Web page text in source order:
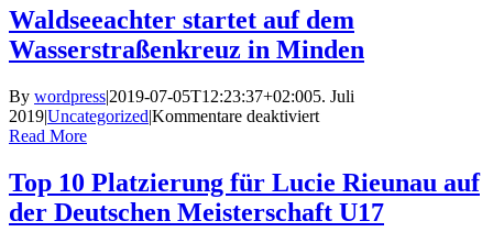
5
neue
SUP-
an
Waldseeachter startet auf dem
Wasserstraßenkreuz in Minden
By wordpress|2019-07-05T12:23:37+02:005. Juli
2019|Uncategorized|Kommentare deaktiviertfür
auf
dem
Wasserstraßenkreuz
Read More
Top 10 Platzierung für Lucie Rieunau auf
der Deutschen Meisterschaft U17